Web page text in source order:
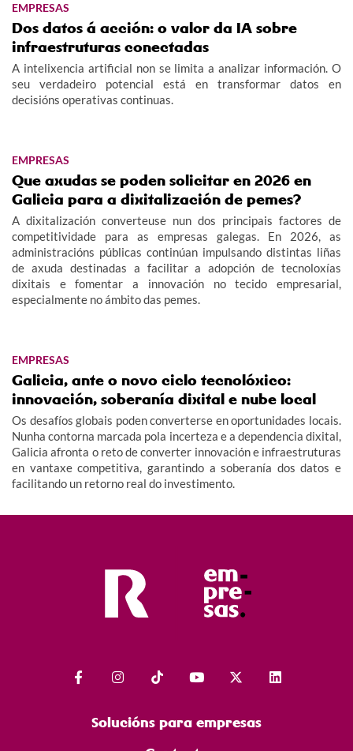
EMPRESAS
Dos datos á acción: o valor da IA sobre
infraestruturas conectadas
A intelixencia artificial non se limita a analizar información. O
seu verdadeiro potencial está en transformar datos en
decisións operativas continuas.
EMPRESAS
Que axudas se poden solicitar en 2026 en
Galicia para a dixitalización de pemes?
A dixitalización converteuse nun dos principais factores de
competitividade para as empresas galegas. En 2026, as
administracións públicas continúan impulsando distintas liñas
de axuda destinadas a facilitar a adopción de tecnoloxías
dixitais e fomentar a innovación no tecido empresarial,
especialmente no ámbito das pemes.
EMPRESAS
Galicia, ante o novo ciclo tecnolóxico:
innovación, soberanía dixital e nube local
Os desafíos globais poden converterse en oportunidades locais.
Nunha contorna marcada pola incerteza e a dependencia dixital,
Galicia afronta o reto de converter innovación e infraestruturas
en vantaxe competitiva, garantindo a soberanía dos datos e
facilitando un retorno real do investimento.
Solucións para empresas